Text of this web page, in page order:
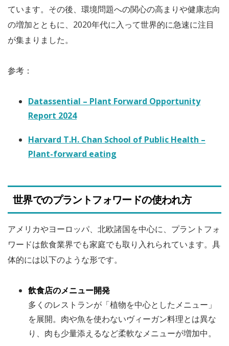
ています。その後、環境問題への関心の高まりや健康志向
の増加とともに、2020年代に入って世界的に急速に注目
が集まりました。
参考：
Datassential – Plant Forward Opportunity
Report 2024
Harvard T.H. Chan School of Public Health –
Plant-forward eating
世界でのプラントフォワードの使われ方
アメリカやヨーロッパ、北欧諸国を中心に、プラントフォ
ワードは飲食業界でも家庭でも取り入れられています。具
体的には以下のような形です。
飲食店のメニュー開発
多くのレストランが「植物を中心としたメニュー」
を展開。肉や魚を使わないヴィーガン料理とは異な
り、肉も少量添えるなど柔軟なメニューが増加中。